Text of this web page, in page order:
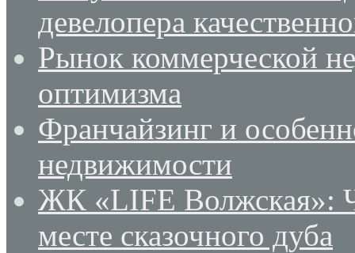
девелопера
Рынок коммерческой
оптимизма
Франчайзинг и
недвижимости
ЖК «LIFE Волжская»:
месте сказочного дуба